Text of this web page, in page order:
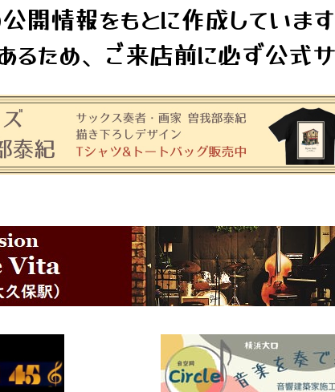
開情報をもとに作成していま
るため、ご来店前に必ず公式